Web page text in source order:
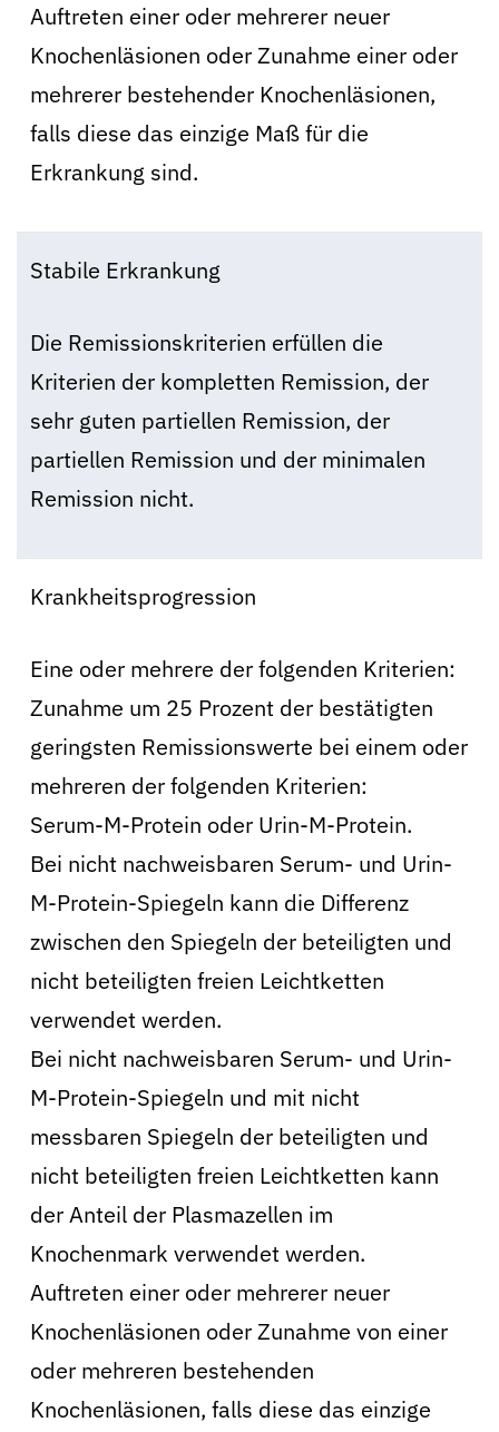
Auftreten einer oder mehrerer neuer
Knochenläsionen oder Zunahme einer oder
mehrerer bestehender Knochenläsionen,
falls diese das einzige Maß für die
Erkrankung sind.
Stabile Erkrankung
Die Remissionskriterien erfüllen die
Kriterien der kompletten Remission, der
sehr guten partiellen Remission, der
partiellen Remission und der minimalen
Remission nicht.
Krankheitsprogression
Eine oder mehrere der folgenden Kriterien:
Zunahme um 25 Prozent der bestätigten
geringsten Remissionswerte bei einem oder
mehreren der folgenden Kriterien:
Serum-M-Protein oder Urin-M-Protein.
Bei nicht nachweisbaren Serum- und Urin-
M-Protein-Spiegeln kann die Differenz
zwischen den Spiegeln der beteiligten und
nicht beteiligten freien Leichtketten
verwendet werden.
Bei nicht nachweisbaren Serum- und Urin-
M-Protein-Spiegeln und mit nicht
messbaren Spiegeln der beteiligten und
nicht beteiligten freien Leichtketten kann
der Anteil der Plasmazellen im
Knochenmark verwendet werden.
Auftreten einer oder mehrerer neuer
Knochenläsionen oder Zunahme von einer
oder mehreren bestehenden
Knochenläsionen, falls diese das einzige